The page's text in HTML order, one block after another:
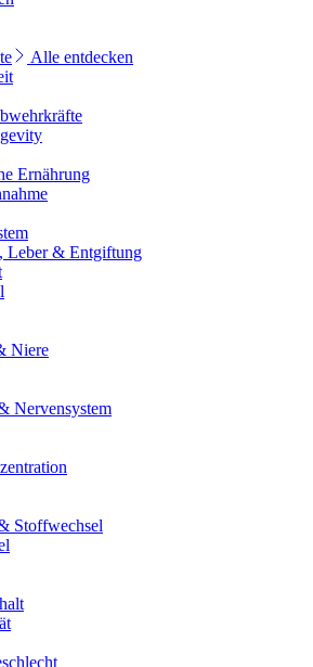
Alle entdecken
Ernährung
Leber & Entgiftung
Niere
Nervensystem
Stoffwechsel